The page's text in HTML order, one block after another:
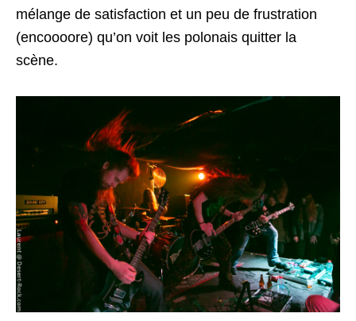
mélange de satisfaction et un peu de frustration
(encoooore) qu’on voit les polonais quitter la
scène.